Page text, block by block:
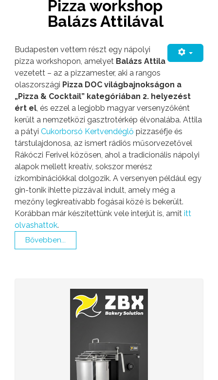
Pizza workshop
Balázs Attilával
Budapesten vettem részt egy nápolyi
pizza workshopon, amelyet Balázs Attila
vezetett – az a pizzamester, aki a rangos
olaszországi Pizza DOC világbajnokságon a
„Pizza & Cocktail” kategóriában 2. helyezést
ért el , és ezzel a legjobb magyar versenyzőként
került a nemzetközi gasztrotérkép élvonalába. Attila
a pátyi Cukorborsó Kertvendéglő pizzaséfje és
társtulajdonosa, az ismert rádiós műsorvezetővel
Rákóczi Ferivel közösen, ahol a tradicionális nápolyi
alapok mellett kreatív, sokszor merész
ízkombinációkkal dolgozik. A versenyen például egy
gin-tonik ihlette pizzával indult, amely még a
mezőny legkreatívabb fogásai közé is bekerült.
Korábban már készítettünk vele interjút is, amit itt
olvashattok.
Bővebben...